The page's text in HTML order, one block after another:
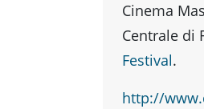
Cinema
Centrale di
Festival.
http://